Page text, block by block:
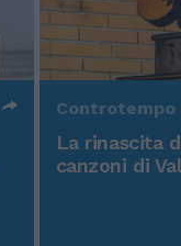
Controtempo
La rinascita
canzoni di